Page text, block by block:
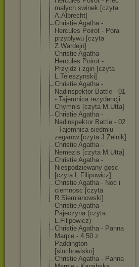
malych swinek [czyta
A.Albrecht]
Christie Agatha -
Hercules Poirot - Pora
przyplywu [czyta
Z.Wardejn]
Christie Agatha -
Hercules Poirot -
Przyjdz i zgin [czyta
L.Teleszynski]
Christie Agatha -
Nadinspektor Battle - 01
- Tajemnica rezydencji
Chymnis [czyta M.Utta]
Christie Agatha -
Nadinspektor Battle - 02
- Tajemnica siedmiu
zegarow [czyta J.Zelnik]
Christie Agatha -
Nemezis [czyta M.Utta]
Christie Agatha -
Niespodziewany gosc
[czyta L.Filipowicz]
Christie Agatha - Noc i
ciemnosc [czyta
R.Siemianowski]
Christie Agatha -
Pajeczyna (czyta
L.Filipowicz)
Christie Agatha - Panna
Marple - 4.50 z
Paddington
[sluchowisko]
Christie Agatha - Panna